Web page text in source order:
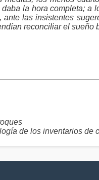
la hora completa;
las insistentes
reconciliar el
de los inventarios de